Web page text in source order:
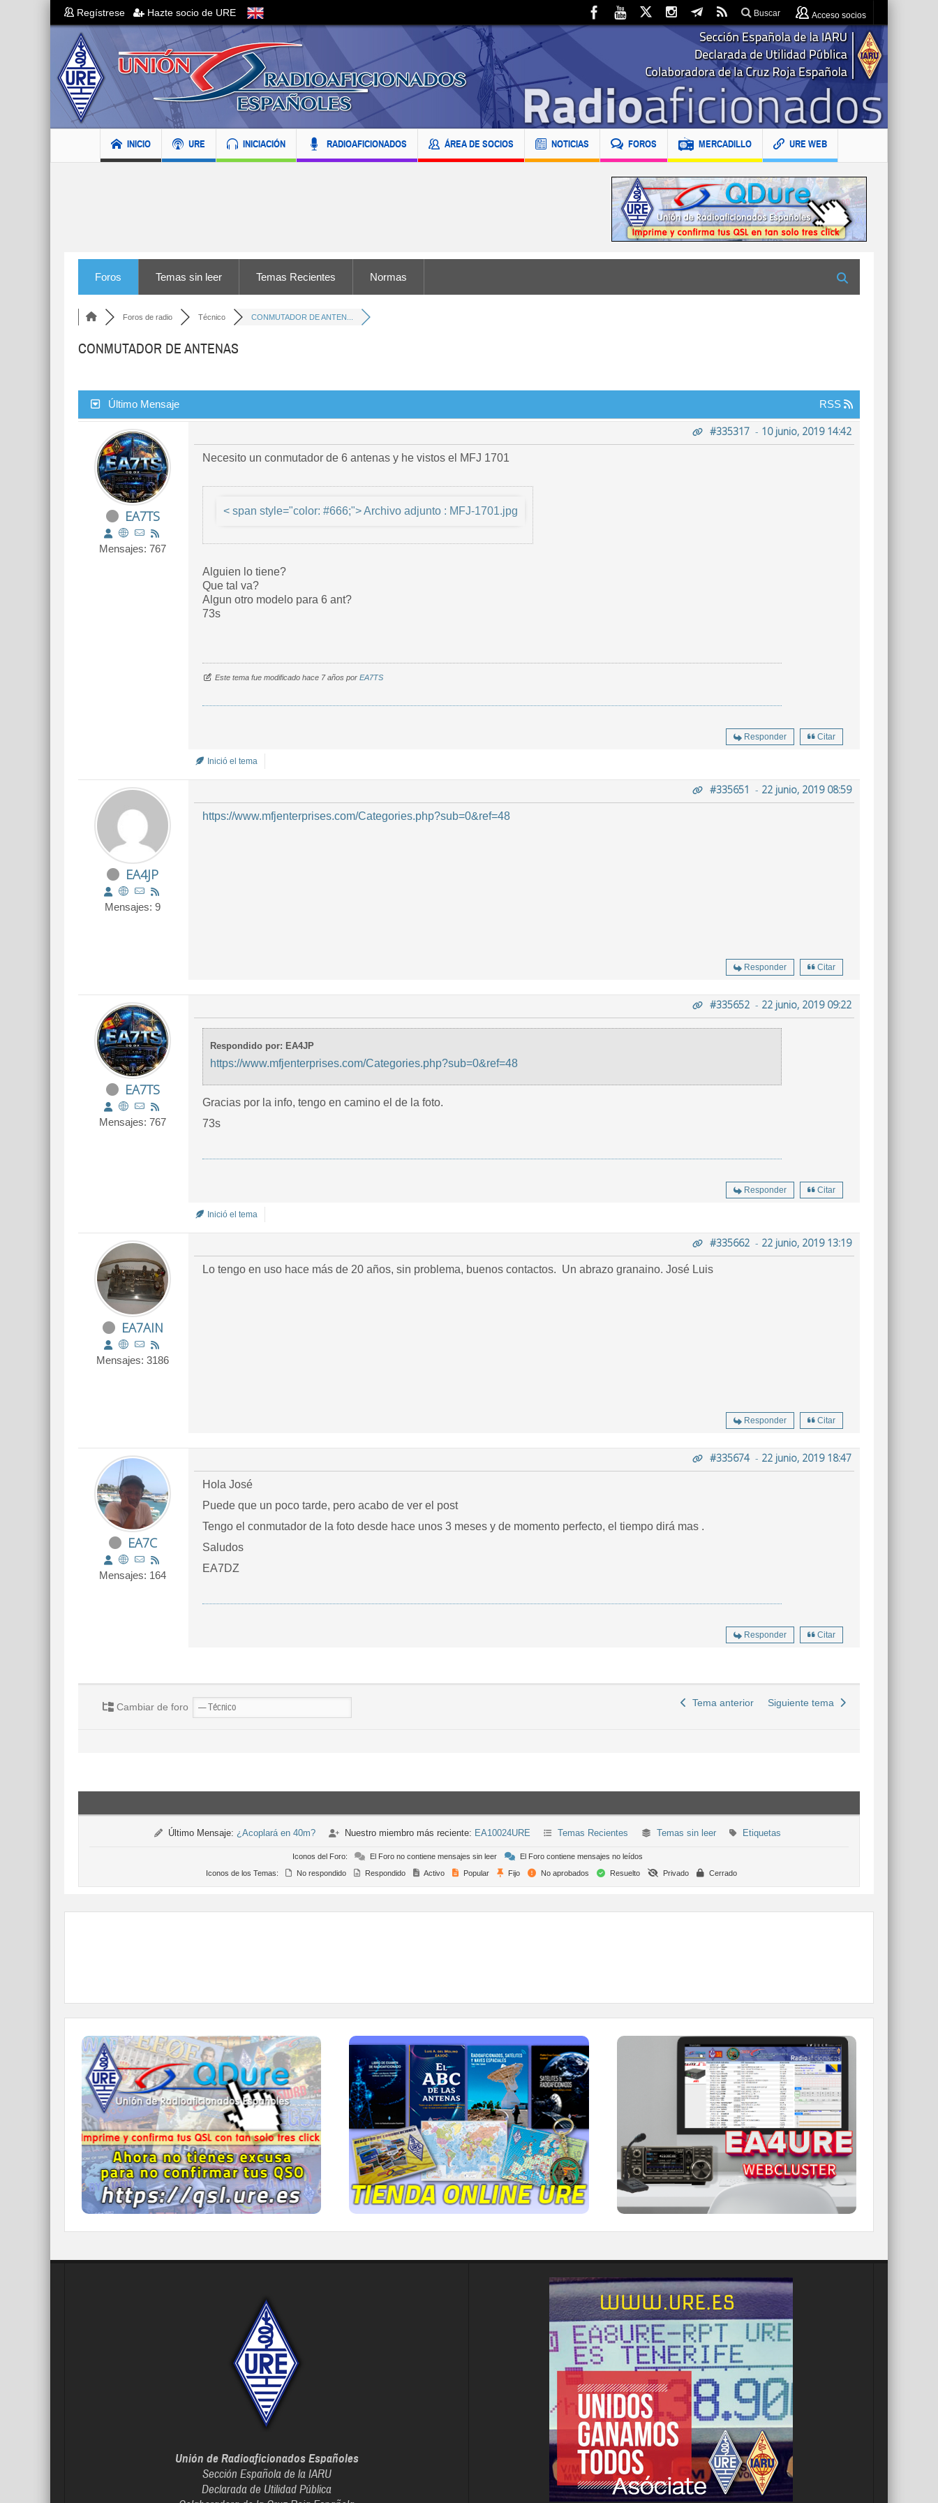
Regístrese Hazte socio de URE Buscar Acceso socios
INICIO URE INICIACIÓN RADIOAFICIONADOS ÁREA DE SOCIOS NOTICIAS FOROS MERCADILLO URE WEB
Foros Temas sin leer Temas Recientes Normas
Foros de radio Técnico CONMUTADOR DE ANTEN...
CONMUTADOR DE ANTENAS
Último Mensaje RSS
EA7TS
Mensajes: 767
#335317 - 10 junio, 2019 14:42
Necesito un conmutador de 6 antenas y he vistos el MFJ 1701
< span style="color: #666;"> Archivo adjunto : MFJ-1701.jpg
Alguien lo tiene?
Que tal va?
Algun otro modelo para 6 ant?
73s
Este tema fue modificado hace 7 años por EA7TS
Responder Citar
Inició el tema
EA4JP
Mensajes: 9
#335651 - 22 junio, 2019 08:59
https://www.mfjenterprises.com/Categories.php?sub=0&ref=48
Responder Citar
EA7TS
Mensajes: 767
#335652 - 22 junio, 2019 09:22
Respondido por: EA4JP
https://www.mfjenterprises.com/Categories.php?sub=0&ref=48
Gracias por la info, tengo en camino el de la foto.
73s
Responder Citar
Inició el tema
EA7AIN
Mensajes: 3186
#335662 - 22 junio, 2019 13:19
Lo tengo en uso hace más de 20 años, sin problema, buenos contactos. Un abrazo granaino. José Luis
Responder Citar
EA7C
Mensajes: 164
#335674- 22 junio, 2019 18:47
Hola José
Puede que un poco tarde, pero acabo de ver el post
Tengo el conmutador de la foto desde hace unos 3 meses y de momento perfecto, el tiempo dirá mas .
Saludos
EA7DZ
Responder Citar
Cambiar de foro Tema anterior Siguiente tema
Último Mensaje: ¿Acoplará en 40m? Nuestro miembro más reciente: EA10024URE Temas Recientes Temas sin leer Etiquetas
Iconos del Foro: El Foro no contiene mensajes sin leer
El Foro contiene mensajes no leídos
Iconos de los Temas:
No respondido Respondido Activo Popular Fijo No aprobados Resuelto Privado Cerrado
QDURE - https://qsl.ure.es
Imprime y confirma tus QSL en tan solo tres
click.
Nunca fue tan fácil y cómodo
el confirmar tus contactos.
IR A QDURE
TIENDA ONLINE URE
Publicaciones, mapas, polos, camisetas,
gorras, tazas, forros polares y mucho más...
IR A LA TIENDA DE URE
WEBCLUSTER EA4URE
Conoce el nuevo WebCluster de URE,
ahora con nuevos filtros e información y
compatible con GDURE
IR A WEBCLUSTER
Unión de Radioaficionados Españoles
Sección Española de la IARU
Declarada de Utilidad Pública